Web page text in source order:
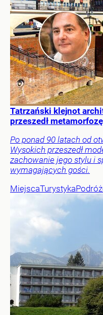
Tatrzański klejnot
przeszedł metamorfozę
Po ponad 90 latach od
Wysokich przeszedł
zachowanie jego stylu i
wymagających gości.
MiejscaTurystyka